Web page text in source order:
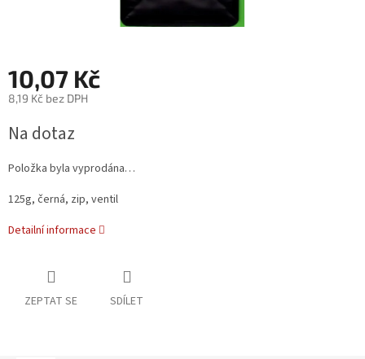
10,07 Kč
8,19 Kč bez DPH
cena:
Na dotaz
Položka byla vyprodána…
125g, černá, zip, ventil
Detailní informace
ZEPTAT SE SDÍLET